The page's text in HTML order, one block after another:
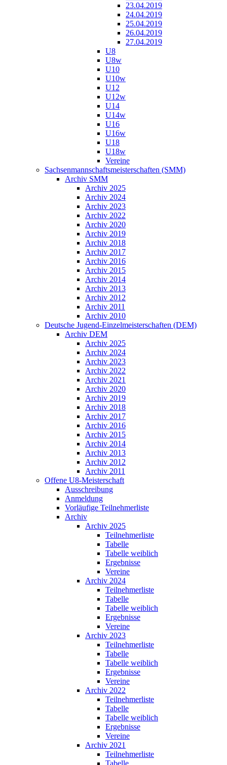
23.04.2019
24.04.2019
25.04.2019
26.04.2019
27.04.2019
U8
U8w
U10
U10w
U12
U12w
U14
U14w
U16
U16w
U18
U18w
Vereine
Sachsenmannschaftsmeisterschaften (SMM)
Archiv SMM
Archiv 2025
Archiv 2024
Archiv 2023
Archiv 2022
Archiv 2020
Archiv 2019
Archiv 2018
Archiv 2017
Archiv 2016
Archiv 2015
Archiv 2014
Archiv 2013
Archiv 2012
Archiv 2011
Archiv 2010
Deutsche Jugend-Einzelmeisterschaften (DEM)
Archiv DEM
Archiv 2025
Archiv 2024
Archiv 2023
Archiv 2022
Archiv 2021
Archiv 2020
Archiv 2019
Archiv 2018
Archiv 2017
Archiv 2016
Archiv 2015
Archiv 2014
Archiv 2013
Archiv 2012
Archiv 2011
Offene U8-Meisterschaft
Ausschreibung
Anmeldung
Vorläufige Teilnehmerliste
Archiv
Archiv 2025
Teilnehmerliste
Tabelle
Tabelle weiblich
Ergebnisse
Vereine
Archiv 2024
Teilnehmerliste
Tabelle
Tabelle weiblich
Ergebnisse
Vereine
Archiv 2023
Teilnehmerliste
Tabelle
Tabelle weiblich
Ergebnisse
Vereine
Archiv 2022
Teilnehmerliste
Tabelle
Tabelle weiblich
Ergebnisse
Vereine
Archiv 2021
Teilnehmerliste
Tabelle